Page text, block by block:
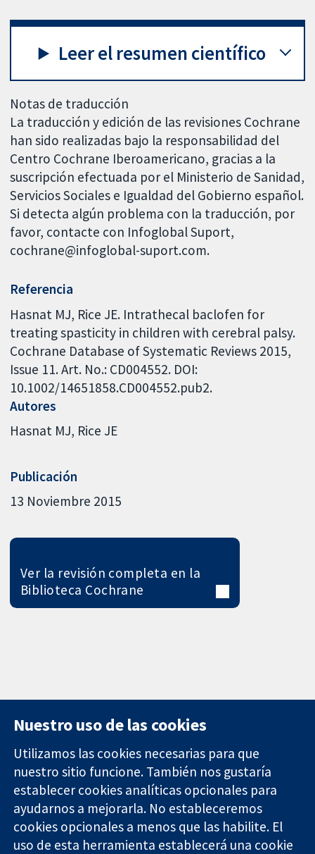
Leer el resumen científico
Notas de traducción
La traducción y edición de las revisiones Cochrane
han sido realizadas bajo la responsabilidad del
Centro Cochrane Iberoamericano, gracias a la
suscripción efectuada por el Ministerio de Sanidad,
Servicios Sociales e Igualdad del Gobierno español.
Si detecta algún problema con la traducción, por
favor, contacte con Infoglobal Suport,
cochrane@infoglobal-suport.com.
Referencia
Hasnat MJ, Rice JE. Intrathecal baclofen for
treating spasticity in children with cerebral palsy.
Cochrane Database of Systematic Reviews 2015,
Issue 11. Art. No.: CD004552. DOI:
10.1002/14651858.CD004552.pub2.
Autores
Hasnat MJ Rice JE
Publicación
13 Noviembre 2015
Ver la revisión completa en la
Biblioteca Cochrane
Evidencia fiable.
Decisiones
informadas.
11-13 Cavendish
Square
Londres
W1G 0AN
Reino Unido
Contacto
Noticias
Prensa
Sobre
nosotros
Nuestro uso de las cookies
Utilizamos las cookies necesarias para que
nuestro sitio funcione. También nos gustaría
establecer cookies analíticas opcionales para
ayudarnos a mejorarla. No estableceremos
cookies opcionales a menos que las habilite. El
uso de esta herramienta establecerá una cookie